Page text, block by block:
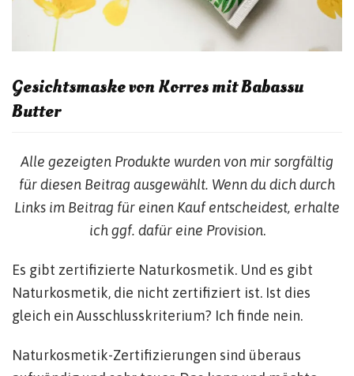
Gesichtsmaske von Korres mit Babassu
Butter
Alle gezeigten Produkte wurden von mir sorgfältig
für diesen Beitrag ausgewählt. Wenn du dich durch
Links im Beitrag für einen Kauf entscheidest, erhalte
ich ggf. dafür eine Provision.
Es gibt zertifizierte Naturkosmetik. Und es gibt
Naturkosmetik, die nicht zertifiziert ist. Ist dies
gleich ein Ausschlusskriterium? Ich finde nein.
Naturkosmetik-Zertifizierungen sind überaus